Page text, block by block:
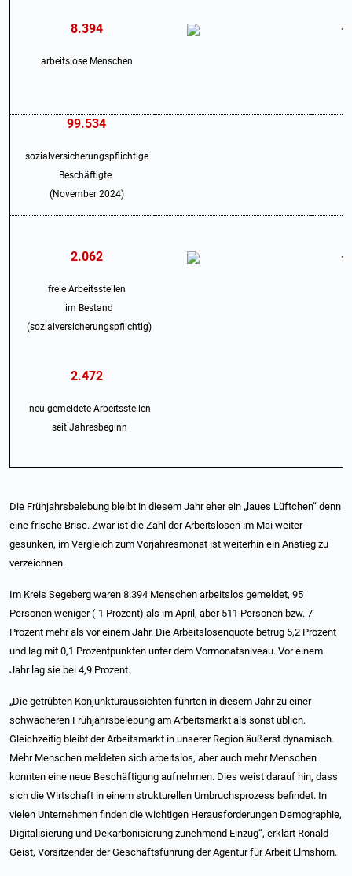
8.394 -
arbeitslose Menschen
99.534
sozialversicherungspflichtige
Beschäftigte
(November 2024)
2.062 -
freie Arbeitsstellen
im Bestand
(sozialversicherungspflichtig)
2.472
neu gemeldete Arbeitsstellen
seit Jahresbeginn
Die Frühjahrsbelebung bleibt in diesem Jahr eher ein „laues Lüftchen“ denn
eine frische Brise. Zwar ist die Zahl der Arbeitslosen im Mai weiter
gesunken, im Vergleich zum Vorjahresmonat ist weiterhin ein Anstieg zu
verzeichnen.
Im Kreis Segeberg waren 8.394 Menschen arbeitslos gemeldet, 95
Personen weniger (-1 Prozent) als im April, aber 511 Personen bzw. 7
Prozent mehr als vor einem Jahr. Die Arbeitslosenquote betrug 5,2 Prozent
und lag mit 0,1 Prozentpunkten unter dem Vormonatsniveau. Vor einem
Jahr lag sie bei 4,9 Prozent.
„Die getrübten Konjunkturaussichten führten in diesem Jahr zu einer
schwächeren Frühjahrsbelebung am Arbeitsmarkt als sonst üblich.
Gleichzeitig bleibt der Arbeitsmarkt in unserer Region äußerst dynamisch.
Mehr Menschen meldeten sich arbeitslos, aber auch mehr Menschen
konnten eine neue Beschäftigung aufnehmen. Dies weist darauf hin, dass
sich die Wirtschaft in einem strukturellen Umbruchsprozess befindet. In
vielen Unternehmen finden die wichtigen Herausforderungen Demographie,
Digitalisierung und Dekarbonisierung zunehmend Einzug“, erklärt Ronald
Geist, Vorsitzender der Geschäftsführung der Agentur für Arbeit Elmshorn.